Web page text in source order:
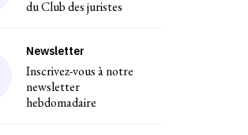
du Club des juristes
Newsletter
Inscrivez-vous à notre
newsletter
hebdomadaire